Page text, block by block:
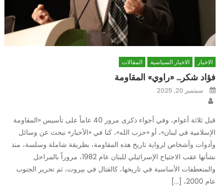
الاخبار الاخبار السياسية المقالات
فؤاد شكر… «راوي» المقاومة
Posted
onسبتمبر 20, 2025
قبل ثلاثة أعوام، وفي أجواء ذكرى مرور 40 عاماً على تأسيس «المقاومة
الإسلامية في لبنان»، أو «حزب الله»، كنا في «الأخبار» نبحث عن وسائل
وأدوات وأشخاص لرواية تاريخ هذه المقاومة، بطريقة شاملة وسلسة، منذ
نشأتها عقب الاجتياح الإسرائيلي للبنان عام 1982، مروراً بالمراحل
والمنعطفات الأساسية في تاريخها، كالقتال في بيروت، ثم تحرير الجنوب
عام 2000، […]